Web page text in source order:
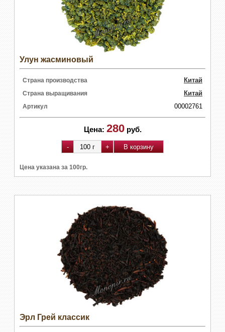
Улун жасминовый
Страна производства Китай
Страна выращивания Китай
Артикул 00002761
Цена: 280 руб.
Цена указана за 100гр.
Эрл Грей классик